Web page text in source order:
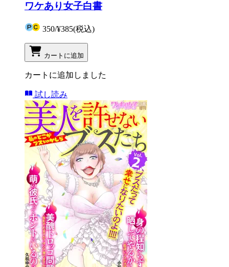
ワケあり女子白書
350/¥385(税込)
カートに追加
カートに追加しました
試し読み